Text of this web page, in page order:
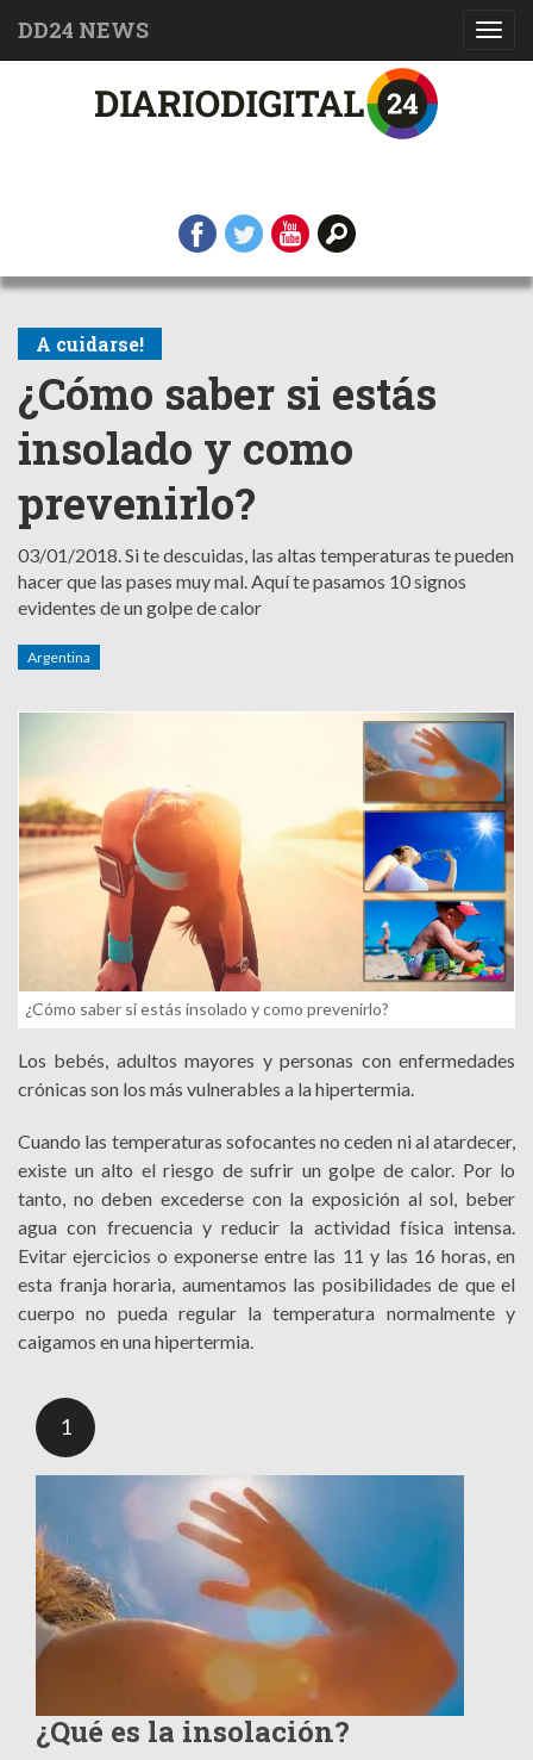
DD24 NEWS
A cuidarse!
¿Cómo saber si estás
insolado y como
prevenirlo?
03/01/2018.Si te descuidas, las altas temperaturas te pueden
hacer que las pases muy mal. Aquí te pasamos 10 signos
evidentes de un golpe de calor
Argentina
¿Cómo saber si estás insolado y como prevenirlo?
Los bebés, adultos mayores y personas con enfermedades
crónicas son los más vulnerables a la hipertermia.
Cuando las temperaturas sofocantes no ceden ni al atardecer,
existe un alto el riesgo de sufrir un golpe de calor. Por lo
tanto, no deben excederse con la exposición al sol, beber
agua con frecuencia y reducir la actividad física intensa.
Evitar ejercicios o exponerse entre las 11 y las 16 horas, en
esta franja horaria, aumentamos las posibilidades de que el
cuerpo no pueda regular la temperatura normalmente y
caigamos en una hipertermia.
1
¿Qué es la insolación?